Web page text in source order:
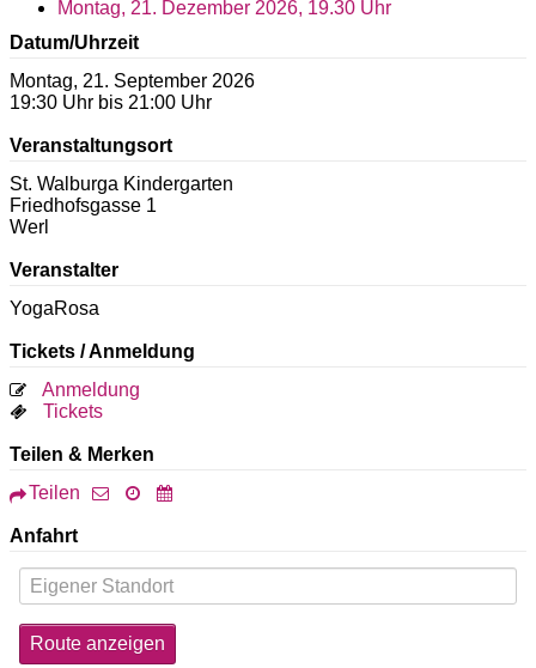
Montag, 21. Dezember 2026, 19.30 Uhr
Datum/Uhrzeit
Montag, 21. September 2026
19:30 Uhr bis 21:00 Uhr
Veranstaltungsort
St. Walburga Kindergarten
Friedhofsgasse 1
Werl
Veranstalter
YogaRosa
Tickets / Anmeldung
Anmeldung
Tickets
Teilen & Merken
Teilen
Anfahrt